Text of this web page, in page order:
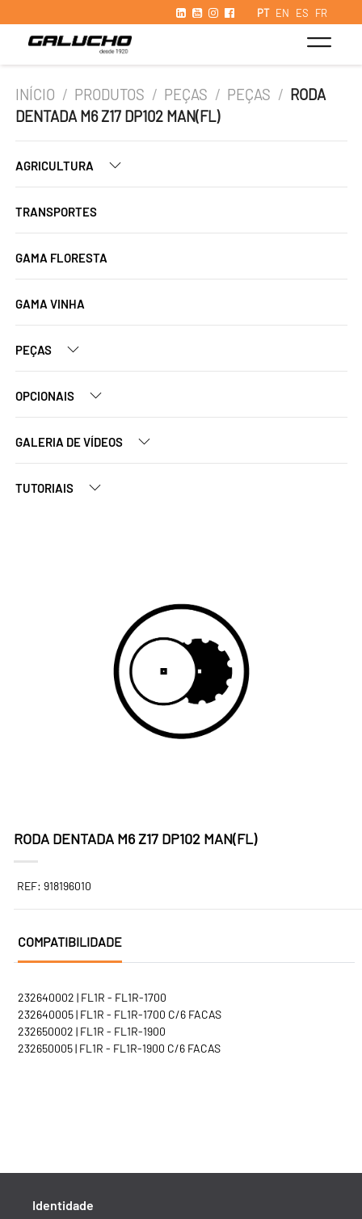
PT EN ES FR
INÍCIO / PRODUTOS / PEÇAS / PEÇAS / RODA
DENTADA M6 Z17 DP102 MAN(FL)
AGRICULTURA
TRANSPORTES
GAMA FLORESTA
GAMA VINHA
PEÇAS
OPCIONAIS
GALERIA DE VÍDEOS
TUTORIAIS
RODA DENTADA M6 Z17 DP102 MAN(FL)
REF: 918196010
COMPATIBILIDADE
232640002 | FL1R - FL1R-1700
232640005 | FL1R - FL1R-1700 C/6 FACAS
232650002 | FL1R - FL1R-1900
232650005 | FL1R - FL1R-1900 C/6 FACAS
Identidade